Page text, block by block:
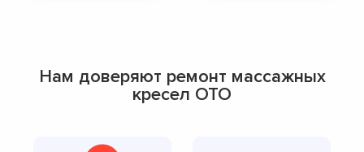
Нам доверяют ремонт массажных
кресел OTO